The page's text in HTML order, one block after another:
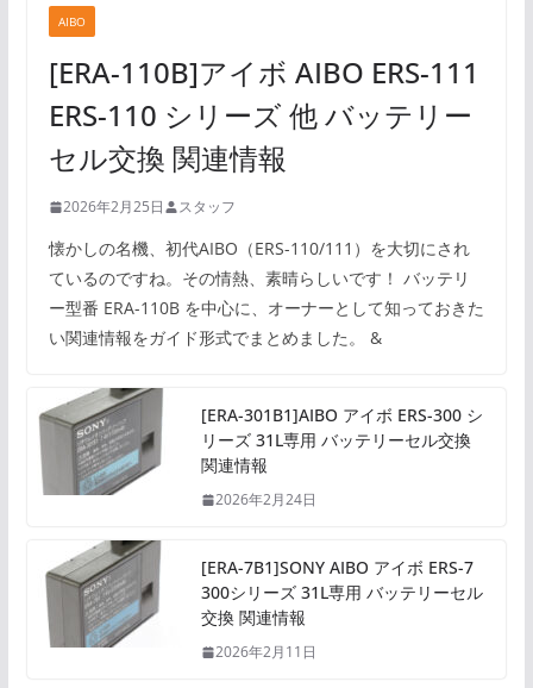
AIBO
[ERA-110B]アイボ AIBO ERS-111
ERS-110 シリーズ 他 バッテリー
セル交換 関連情報
2026年2月25日 スタッフ
懐かしの名機、初代AIBO（ERS-110/111）を大切にされ
ているのですね。その情熱、素晴らしいです！ バッテリ
ー型番 ERA-110B を中心に、オーナーとして知っておきた
い関連情報をガイド形式でまとめました。 &
[ERA-301B1]AIBO アイボ ERS-300 シ
リーズ 31L専用 バッテリーセル交換
関連情報
2026年2月24日
[ERA-7B1]SONY AIBO アイボ ERS-7
300シリーズ 31L専用 バッテリーセル
交換 関連情報
2026年2月11日